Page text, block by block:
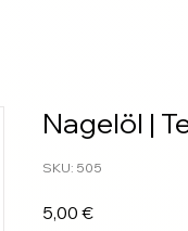
Nagelöl |
SKU: 505
5,00 €Prezzo